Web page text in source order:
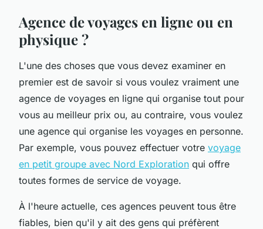
Agence de voyages en ligne ou en
physique ?
L'une des choses que vous devez examiner en
premier est de savoir si vous voulez vraiment une
agence de voyages en ligne qui organise tout pour
vous au meilleur prix ou, au contraire, vous voulez
une agence qui organise les voyages en personne.
Par exemple, vous pouvez effectuer votre voyage
en petit groupe avec Nord Exploration qui offre
toutes formes de service de voyage.
À l'heure actuelle, ces agences peuvent tous être
fiables, bien qu'il y ait des gens qui préfèrent